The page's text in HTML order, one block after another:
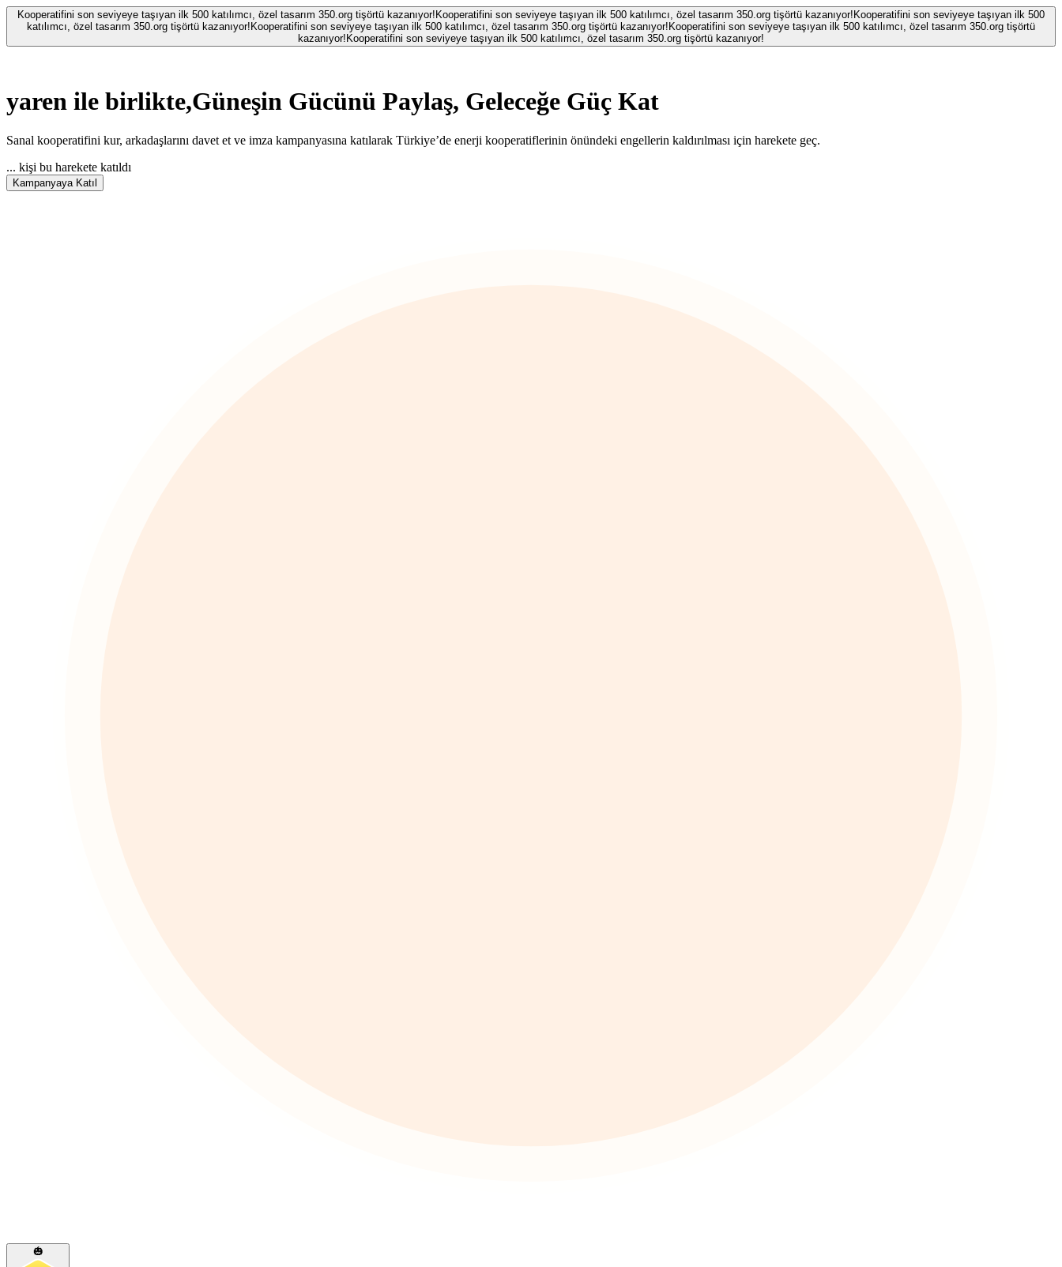
Kooperatifini son seviyeye taşıyan ilk 500 katılımcı, özel tasarım 350.org tişörtü kazanıyor! Kooperatifini son seviyeye taşıyan ilk 500 katılımcı, özel tasarım 350.org tişörtü kazanıyor! Kooperatifini son seviyeye taşıyan ilk 500
katılımcı, özel tasarım 350.org tişörtü kazanıyor! Kooperatifini son seviyeye taşıyan ilk 500 katılımcı, özel tasarım 350.org tişörtü kazanıyor! Kooperatifini son seviyeye taşıyan ilk 500 katılımcı, özel tasarım 350.org tişörtü
kazanıyor! Kooperatifini son seviyeye taşıyan ilk 500 katılımcı, özel tasarım 350.org tişörtü kazanıyor!
yaren ile birlikte,Güneşin Gücünü Paylaş, Geleceğe Güç Kat
Sanal kooperatifini kur, arkadaşlarını davet et ve imza kampanyasına katılarak Türkiye’de enerji kooperatiflerinin önündeki engellerin kaldırılması için harekete geç.
... kişi bu harekete katıldı
Kampanyaya Katıl
🎃